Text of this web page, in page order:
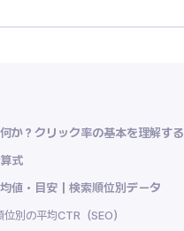
か？クリック率の基本を理解する
式
値・目安｜検索順位別データ
位別の平均CTR（SEO）